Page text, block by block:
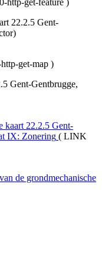
http-get-feature )
22.2.5 Gent-
get-map )
Gent-Gentbrugge,
kaart 22.2.5 Gent-
IX: Zonering ( LINK
de grondmechanische